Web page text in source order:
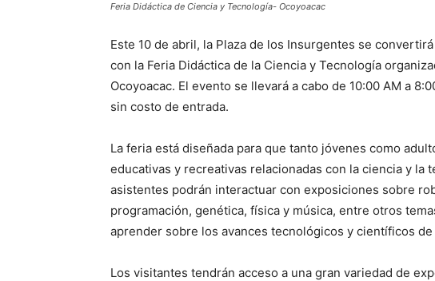
Feria Didáctica de Ciencia y Tecnología- Ocoyoacac
Este 10 de abril, la Plaza de los Insurgentes se
con la Feria Didáctica de la Ciencia y Tecnología
Ocoyoacac. El evento se llevará a cabo de 10:00 AM a
sin costo de entrada.
La feria está diseñada para que tanto jóvenes como
educativas y recreativas relacionadas con la ciencia y la
asistentes podrán interactuar con exposiciones sobre
programación, genética, física y música, entre otros
aprender sobre los avances tecnológicos y científicos
Los visitantes tendrán acceso a una gran variedad de